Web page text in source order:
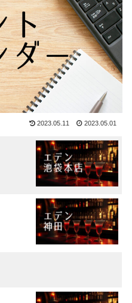
2023.05.11 2023.05.01